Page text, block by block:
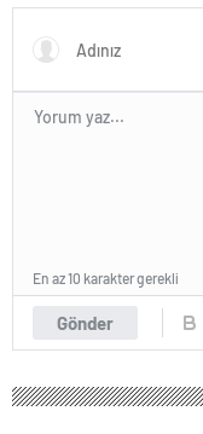
Gönder
En az 10 karakter gerekli